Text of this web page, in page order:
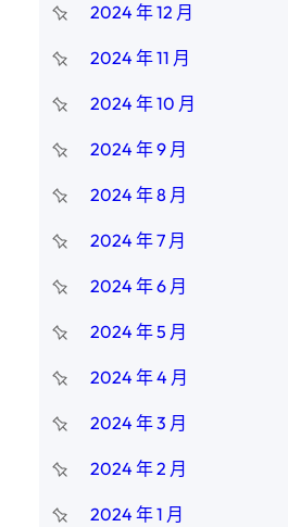
2024 年 12 月
2024 年 11 月
2024 年 10 月
2024 年 9 月
2024 年 8 月
2024 年 7 月
2024 年 6 月
2024 年 5 月
2024 年 4 月
2024 年 3 月
2024 年 2 月
2024 年 1 月